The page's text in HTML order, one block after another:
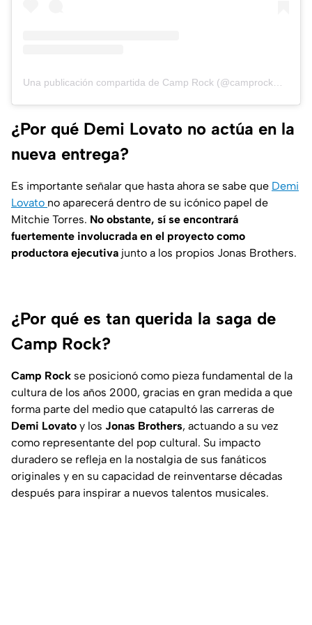
¿Por qué Demi Lovato no actúa en la
nueva entrega?
Es importante señalar que hasta ahora se sabe que Demi
Lovato no aparecerá dentro de su icónico papel de
Mitchie Torres. No obstante, sí se encontrará
fuertemente involucrada en el proyecto como
productora ejecutiva junto a los propios Jonas Brothers.
¿Por qué es tan querida la saga de
Camp Rock?
Camp Rock se posicionó como pieza fundamental de la
cultura de los años 2000, gracias en gran medida a que
forma parte del medio que catapultó las carreras de
Demi Lovato y los Jonas Brothers, actuando a su vez
como representante del pop cultural. Su impacto
duradero se refleja en la nostalgia de sus fanáticos
originales y en su capacidad de reinventarse décadas
después para inspirar a nuevos talentos musicales.